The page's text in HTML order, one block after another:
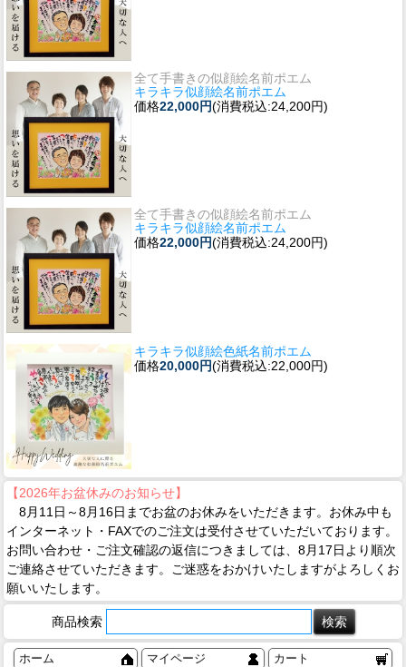
全て手書きの似顔絵名前ポエム
キラキラ似顔絵名前ポエム
価格22,000円(消費税込:24,200円)
全て手書きの似顔絵名前ポエム
キラキラ似顔絵名前ポエム
価格22,000円(消費税込:24,200円)
キラキラ似顔絵色紙名前ポエム
価格20,000円(消費税込:22,000円)
【2026年お盆休みのお知らせ】
8月11日～8月16日までお盆のお休みをいただきます。お休み中も
インターネット・FAXでのご注文は受付させていただいております。
お問い合わせ・ご注文確認の返信につきましては、8月17日より順次
ご連絡させていただきます。ご迷惑をおかけいたしますがよろしくお
願いいたします。
商品検索
ホーム マイページ カート